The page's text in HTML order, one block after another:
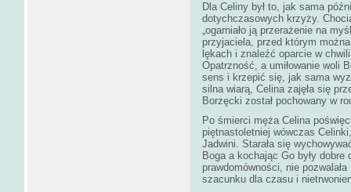
Dla Celiny był to, jak sama
dotychczasowych krzyży.
„ogarniało ją przerażenie na
przyjaciela, przed którym
lękach i znaleźć oparcie w
Opatrzność, a umiłowanie woli
sens i krzepić się, jak sama
silna wiarą, Celina zajęła się
Borzęcki został pochowany w
Po śmierci męża Celina
piętnastoletniej wówczas
Jadwini. Starała się
Boga a kochając Go były dobre
prawdomówności, nie
szacunku dla czasu i